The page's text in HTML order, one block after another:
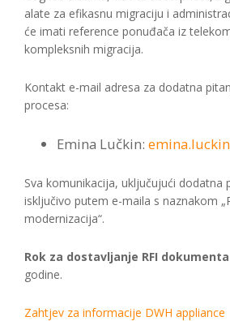
alate za efikasnu migraciju i
će imati reference ponuđača iz
kompleksnih migracija.
Kontakt e-mail adresa za dodatna
procesa:
Emina Lučkin:
Sva komunikacija, uključujući dodatna
isključivo putem e-maila s naznakom
modernizacija“.
Rok za dostavljanje RFI
godine.
Zahtjev za informacije DWH appliance